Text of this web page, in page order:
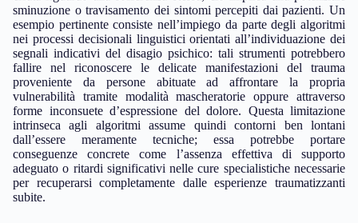
sminuzione o travisamento dei sintomi percepiti dai pazienti. Un
esempio pertinente consiste nell’impiego da parte degli algoritmi
nei processi decisionali linguistici orientati all’individuazione dei
segnali indicativi del disagio psichico: tali strumenti potrebbero
fallire nel riconoscere le delicate manifestazioni del trauma
proveniente da persone abituate ad affrontare la propria
vulnerabilità tramite modalità mascheratorie oppure attraverso
forme inconsuete d’espressione del dolore. Questa limitazione
intrinseca agli algoritmi assume quindi contorni ben lontani
dall’essere meramente tecniche; essa potrebbe portare
conseguenze concrete come l’assenza effettiva di supporto
adeguato o ritardi significativi nelle cure specialistiche necessarie
per recuperarsi completamente dalle esperienze traumatizzanti
subite.